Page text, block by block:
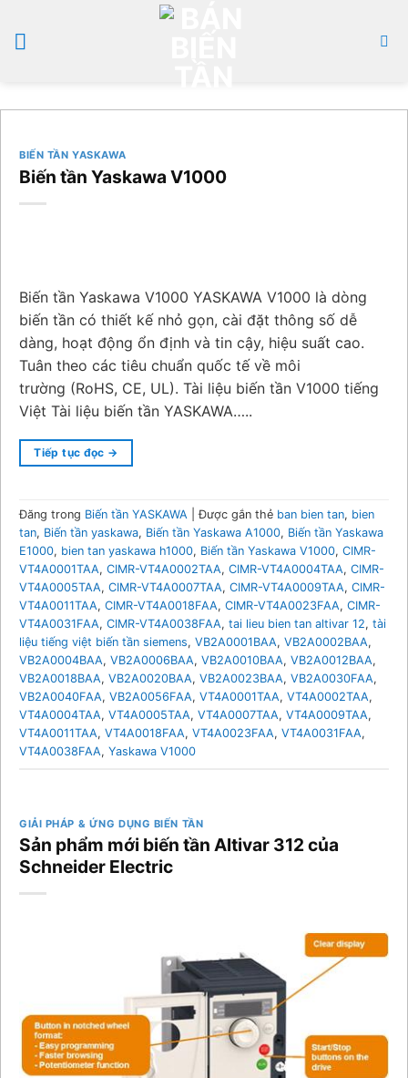
qua
nội
BIẾN TẦN YASKAWA
Biến tần Yaskawa V1000
Biến tần Yaskawa V1000 YASKAWA V1000 là dòng
biến tần có thiết kế nhỏ gọn, cài đặt thông số dễ
dàng, hoạt động ổn định và tin cậy, hiệu suất cao.
Tuân theo các tiêu chuẩn quốc tế về môi
trường (RoHS, CE, UL). Tài liệu biến tần V1000 tiếng
Việt Tài liệu biến tần YASKAWA…..
Tiếp tục đọc →
Đăng trong Biến tần YASKAWA |Được gắn thẻ ban bien tan, bien
tan, Biến tần yaskawa, Biến tần Yaskawa A1000, Biến tần Yaskawa
E1000, bien tan yaskawa h1000, Biến tần Yaskawa V1000, CIMR-
VT4A0001TAA, CIMR-VT4A0002TAA, CIMR-VT4A0004TAA, CIMR-
VT4A0005TAA, CIMR-VT4A0007TAA, CIMR-VT4A0009TAA, CIMR-
VT4A0011TAA, CIMR-VT4A0018FAA, CIMR-VT4A0023FAA, CIMR-
VT4A0031FAA, CIMR-VT4A0038FAA, tai lieu bien tan altivar 12, tài
liệu tiếng việt biến tần siemens, VB2A0001BAA, VB2A0002BAA,
VB2A0004BAA, VB2A0006BAA, VB2A0010BAA, VB2A0012BAA,
VB2A0018BAA, VB2A0020BAA, VB2A0023BAA, VB2A0030FAA,
VB2A0040FAA, VB2A0056FAA, VT4A0001TAA, VT4A0002TAA,
VT4A0004TAA, VT4A0005TAA, VT4A0007TAA, VT4A0009TAA,
VT4A0011TAA, VT4A0018FAA, VT4A0023FAA, VT4A0031FAA,
VT4A0038FAA, Yaskawa V1000
GIẢI PHÁP & ỨNG DỤNG BIẾN TẦN
Sản phẩm mới biến tần Altivar 312 của
Schneider Electric